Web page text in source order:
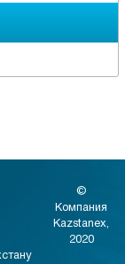
©
Компания
Kazstanex,
2020